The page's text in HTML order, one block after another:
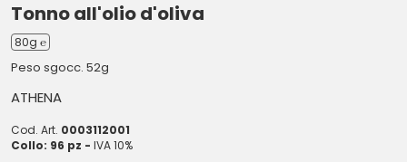
Tonno all'olio d'oliva
80g ℮
Peso sgocc. 52g
ATHENA
Cod. Art. 0003112001
Collo: 96 pz - IVA 10%